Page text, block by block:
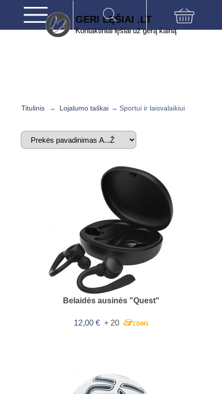
GERI LĘŠIAI .LT
Kontaktiniai lęšiai už gerą kainą
Titulinis → Lojalumo taškai → Sportui ir laisvalaikiui
Belaidės ausinės "Quest"
12,00 € + 20